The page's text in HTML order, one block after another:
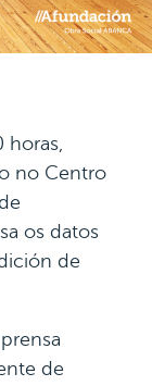
horas,
no Centro
os datos
de
de